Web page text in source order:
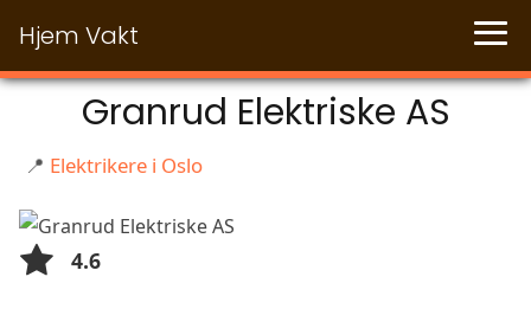
Hjem Vakt
Granrud Elektriske AS
📍 Elektrikere i Oslo
4.6